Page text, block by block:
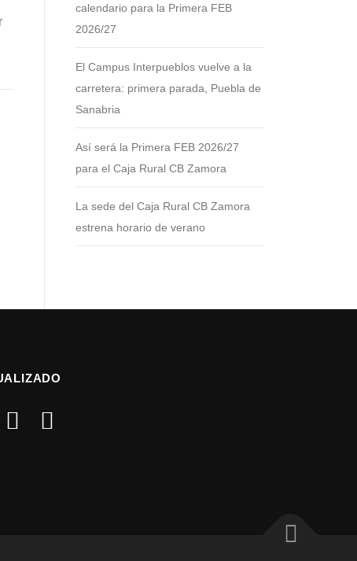
calendario para la Primera FEB
2026/27
El Campus Interpueblos vuelve a la
carretera: primera parada, Puebla de
Sanabria
Así será la Primera FEB 2026/27
para el Caja Rural CB Zamora
La sede del Caja Rural CB Zamora
estrena horario de verano